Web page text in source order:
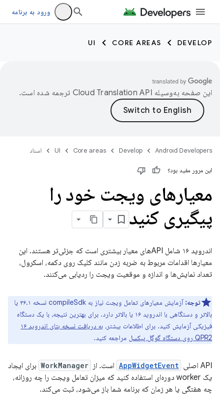
ورود به برنامه
DEVELOP
CORE AREAS
UI
این صفحه به‌وسیله ترجمه شده است.
Android Developers
Develop
Core areas
UI اسناد
این مرور مفید بود؟
معیارهای ویجت خود را
پیگیری کنید
اندروید ۱۶ شامل APIهای معیار بیشتری است که جزئی‌تر هستند. این
معیارها اقدامات مربوط به ضربه زدن مانند کلیک روی دکمه، اسکرول،
تعداد نمایش‌ها و اندازه و موقعیت ویجت را ردیابی می‌کنند.
توجه:
آزمایش معیارهای تعامل ویجت نیاز به compileSdk نسخه ۳۶.۱ یا
بالاتر و دستگاهی با اندروید ۱۶ یا بالاتر دارد. برای بهترین نتیجه، با یک دستگاه
فیزیکی آزمایش کنید. برای اطلاعات بیشتر،
به دریافت نسخه بتای اندروید ۱۶
QPR2 روی دستگاه گوگل پیکسل
مراجعه کنید.
API اصلی AppWidgetEvent است. از WorkManager برای ایجاد
یک worker دوره‌ای استفاده کنید که میزان تعامل ویجت را چه روزانه،
چه هفتگی یا هر زمان که برنامه شما باز می‌شود، ثبت می‌کند.